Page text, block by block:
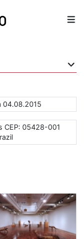
04.08.2015
CEP: 05428-001